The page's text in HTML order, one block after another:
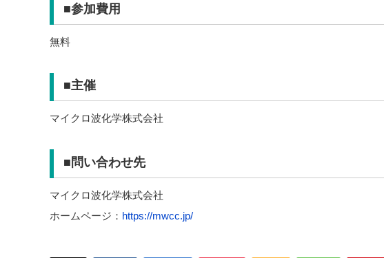
■参加費用
無料
■主催
マイクロ波化学株式会社
■問い合わせ先
マイクロ波化学株式会社
ホームページ： https://mwcc.jp/